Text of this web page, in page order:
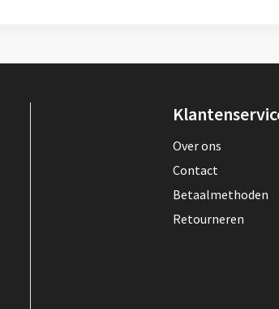
Over ons
Contact
Betaalmethoden
Retourneren